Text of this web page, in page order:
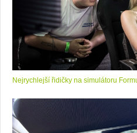
Nejrychlejší řidičky na simulátoru